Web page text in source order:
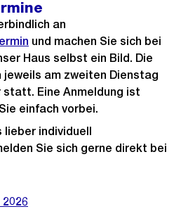
G
r
o
s
n
an
und machen Sie sich bei
Haus selbst ein Bild. Die
am zweiten Dienstag
statt. Eine Anmeldung ist
einfach vorbei.
lieber individuell
Sie sich gerne direkt bei